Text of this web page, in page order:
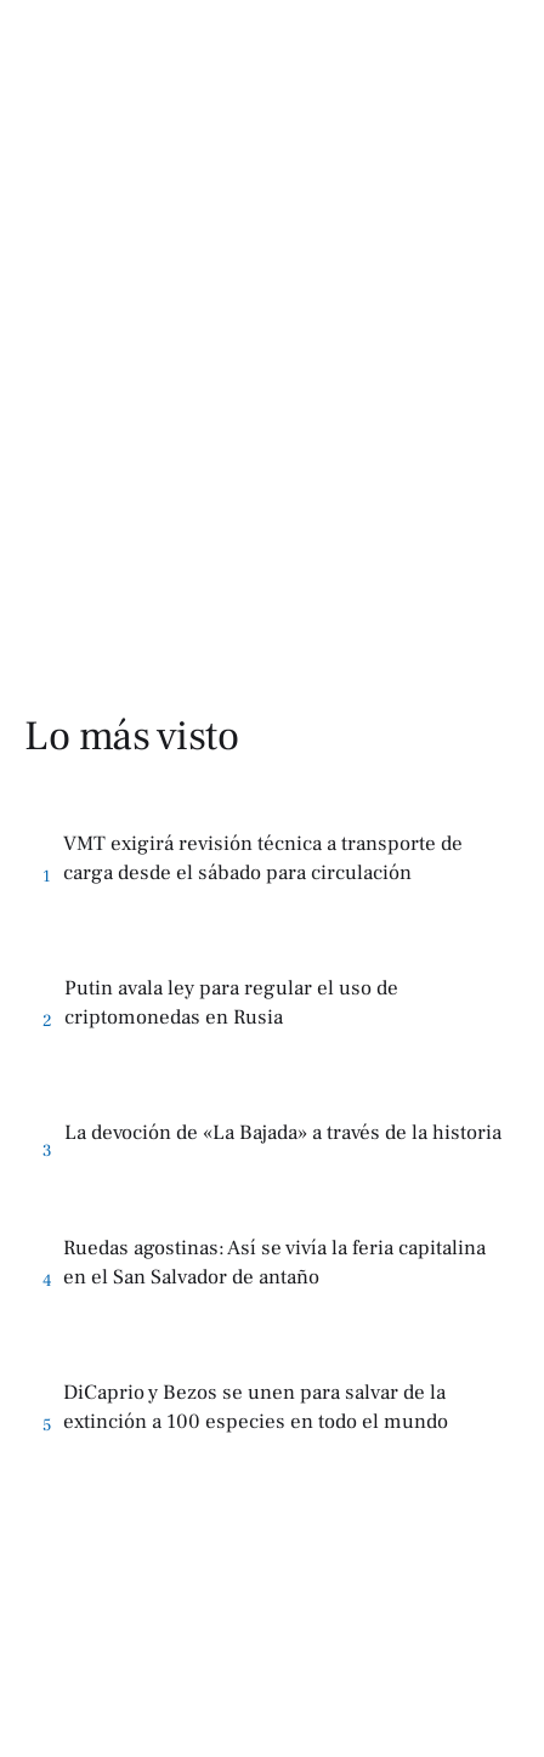
Lo más visto
1
VMT exigirá revisión técnica a transporte de
carga desde el sábado para circulación
2
Putin avala ley para regular el uso de
criptomonedas en Rusia
3
La devoción de «La Bajada» a través de la historia
4
Ruedas agostinas: Así se vivía la feria capitalina
en el San Salvador de antaño
5
DiCaprio y Bezos se unen para salvar de la
extinción a 100 especies en todo el mundo